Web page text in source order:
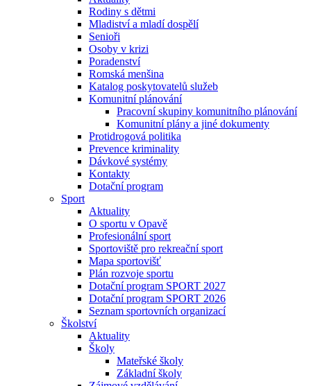
Rodiny s dětmi
Mladiství a mladí dospělí
Senioři
Osoby v krizi
Poradenství
Romská menšina
Katalog poskytovatelů služeb
Komunitní plánování
Pracovní skupiny komunitního plánování
Komunitní plány a jiné dokumenty
Protidrogová politika
Prevence kriminality
Dávkové systémy
Kontakty
Dotační program
Sport
Aktuality
O sportu v Opavě
Profesionální sport
Sportoviště pro rekreační sport
Mapa sportovišť
Plán rozvoje sportu
Dotační program SPORT 2027
Dotační program SPORT 2026
Seznam sportovních organizací
Školství
Aktuality
Školy
Mateřské školy
Základní školy